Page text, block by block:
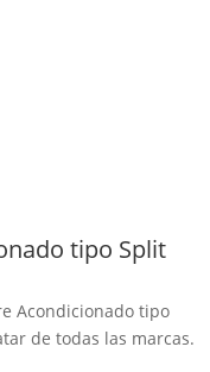
tipo Split
Acondicionado tipo
de todas las marcas.